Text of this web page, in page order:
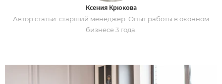
Ксения Крюкова
Автор статьи: старший менеджер. Опыт работы в оконном
бизнесе 3 года.